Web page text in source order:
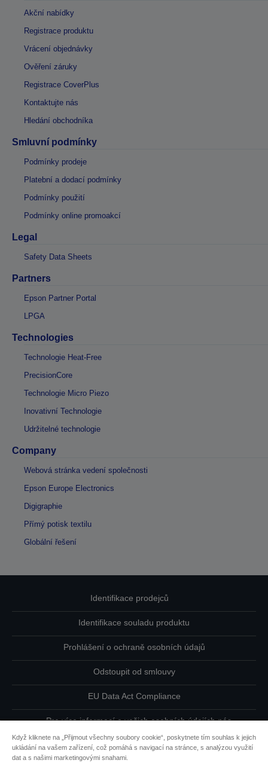
Akční nabídky
Registrace produktu
Vrácení objednávky
Ověření záruky
Registrace CoverPlus
Kontaktujte nás
Hledání obchodníka
Smluvní podmínky
Podmínky prodeje
Platební a dodací podmínky
Podmínky použití
Podmínky online promoakcí
Legal
Safety Data Sheets
Partners
Epson Partner Portal
LPGA
Technologies
Technologie Heat-Free
PrecisionCore
Technologie Micro Piezo
Inovativní Technologie
Udržitelné technologie
Company
Webová stránka vedení společnosti
Epson Europe Electronics
Digigraphie
Přímý potisk textilu
Globální řešení
Identifikace prodejců
Identifikace souladu produktu
Prohlášení o ochraně osobních údajů
Odstoupit od smlouvy
EU Data Act Compliance
Pro více informací o vašich osobních údajích nás
kontaktujte
Informace o souborech cookie
Když kliknete na „Přijmout všechny soubory cookie“, poskytnete tím souhlas k jejich
ukládání na vašem zařízení, což pomáhá s navigací na stránce, s analýzou využití
dat a s našimi marketingovými snahami.